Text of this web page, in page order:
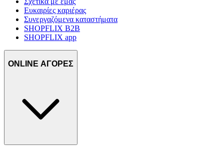
Ευκαιρίες καριέρας
Συνεργαζόμενα καταστήματα
SHOPFLIX B2B
SHOPFLIX app
ONLINE ΑΓΟΡΕΣ